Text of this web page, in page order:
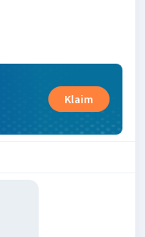
Klaim